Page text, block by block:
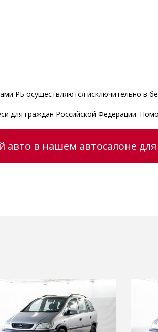
РБ осуществляются исключительно в
для граждан Российской Федерации.
в нашем автосалоне для